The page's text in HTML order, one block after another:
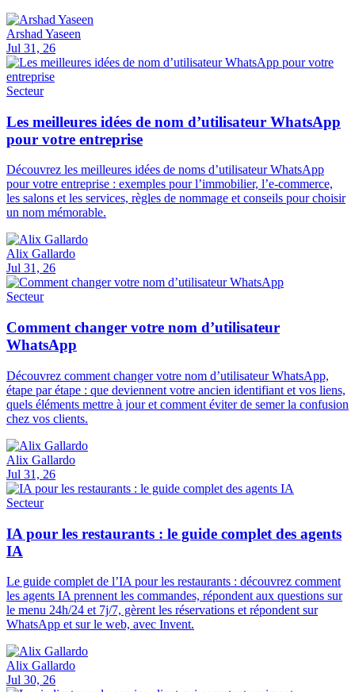
Arshad Yaseen
Jul 31, 26
Secteur
Les meilleures idées de nom d’utilisateur WhatsApp
pour votre entreprise
Découvrez les meilleures idées de noms d’utilisateur WhatsApp
pour votre entreprise : exemples pour l’immobilier, l’e-commerce,
les salons et les services, règles de nommage et conseils pour choisir
un nom mémorable.
Alix Gallardo
Jul 31, 26
Secteur
Comment changer votre nom d’utilisateur
WhatsApp
Découvrez comment changer votre nom d’utilisateur WhatsApp,
étape par étape : que deviennent votre ancien identifiant et vos liens,
quels éléments mettre à jour et comment éviter de semer la confusion
chez vos clients.
Alix Gallardo
Jul 31, 26
Secteur
IA pour les restaurants : le guide complet des agents
IA
Le guide complet de l’IA pour les restaurants : découvrez comment
les agents IA prennent les commandes, répondent aux questions sur
le menu 24h/24 et 7j/7, gèrent les réservations et répondent sur
WhatsApp et sur le web, avec Invent.
Alix Gallardo
Jul 30, 26